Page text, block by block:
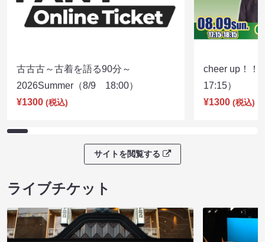
古古古～古着を語る90分～
2026Summer（8/9 18:00）
¥1300 (税込)
cheer up！
17:15）
¥1300 (税込)
サイトを閲覧する
ライブチケット